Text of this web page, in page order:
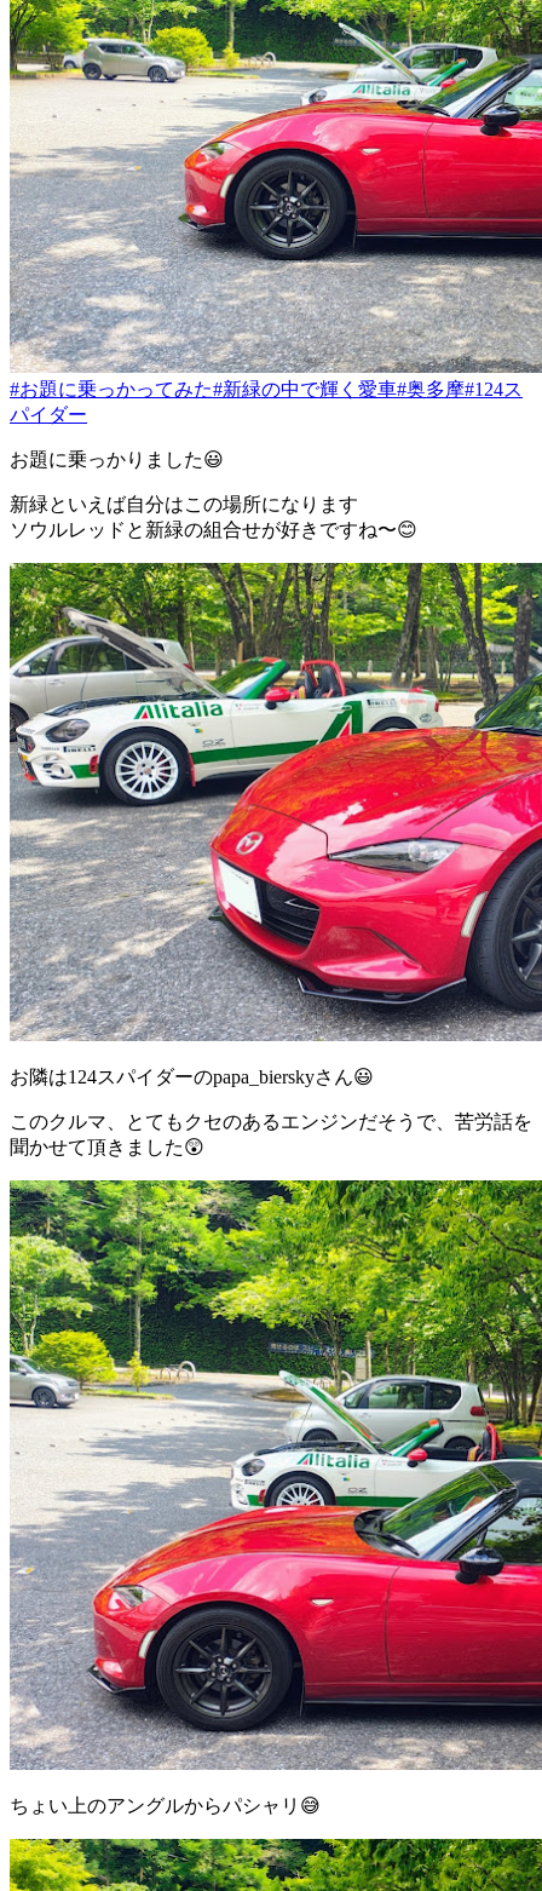
#お題に乗っかってみた#新緑の中で輝く愛車#奥多摩#124ス
パイダー
お題に乗っかりました😃
新緑といえば自分はこの場所になります
ソウルレッドと新緑の組合せが好きですね〜😊
お隣は124スパイダーのpapa_bierskyさん😃
このクルマ、とてもクセのあるエンジンだそうで、苦労話を
聞かせて頂きました😲
ちょい上のアングルからパシャリ😅